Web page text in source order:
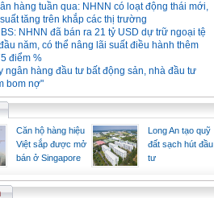
hàng tuần qua: NHNN có loạt động thái mới,
suất tăng trên khắp các thị trường
NHNN đã bán ra 21 tỷ USD dự trữ ngoại tệ
năm, có thể nâng lãi suất điều hành thêm
điểm %
ngân hàng đầu tư bất động sản, nhà đầu tư
bom nợ"
Căn hộ hàng hiệu
Việt sắp được mở
bán ở Singapore
Long An tạo quỹ
đất sạch hút đầu
tư